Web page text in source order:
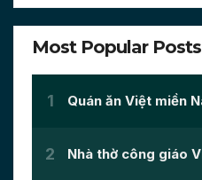
Most Popular Posts